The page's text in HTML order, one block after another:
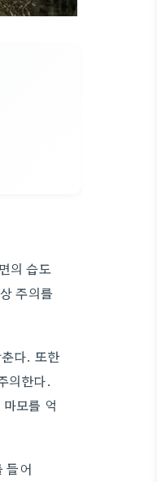
의 습도
주의를
다. 또한
의한다.
모를 억
들어